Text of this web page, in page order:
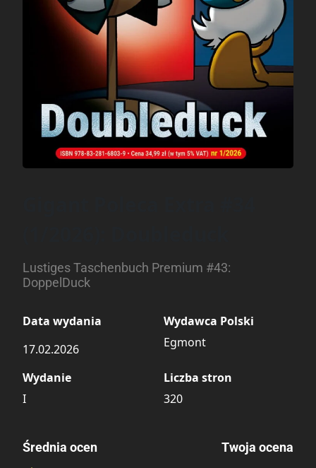
Lustiges Taschenbuch Premium #43:
DoppelDuck
Data wydania
17.02.2026
Wydawca Polski
Egmont
Wydanie
I
Liczba stron
320
Średnia ocen Twoja ocena